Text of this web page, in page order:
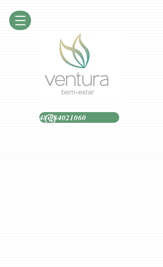
48 984021060